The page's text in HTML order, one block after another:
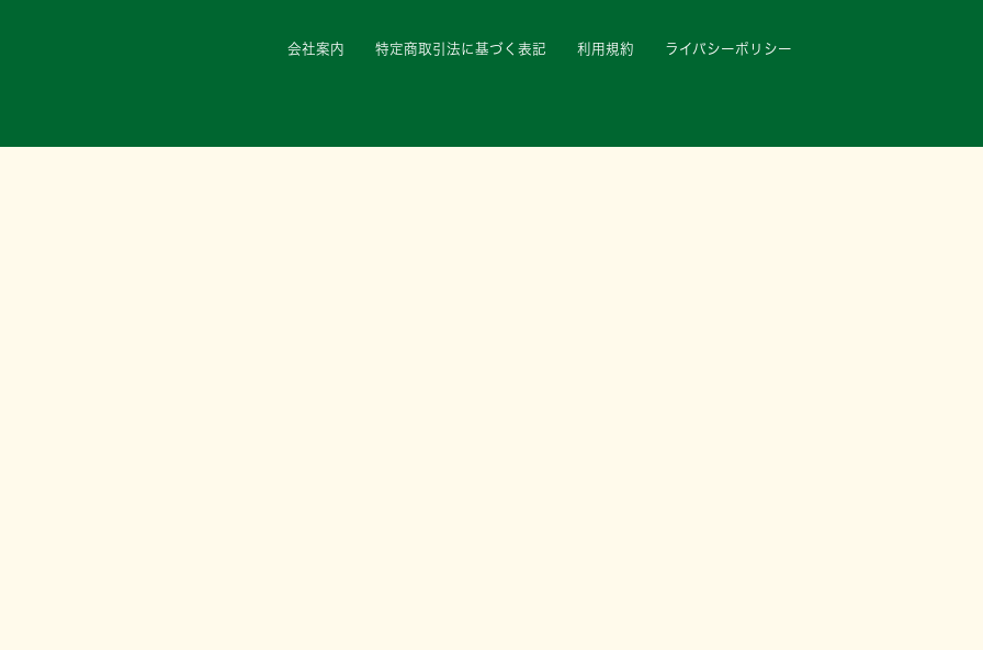
会社案内 特定商取引法に基づく表記 利用規約 ライバシーポリシー